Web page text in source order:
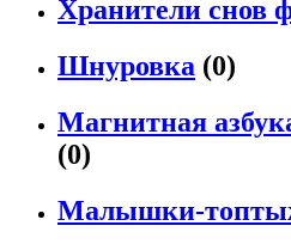
Хранители снов
Шнуровка (0)
Магнитная
(0)
Малышки-